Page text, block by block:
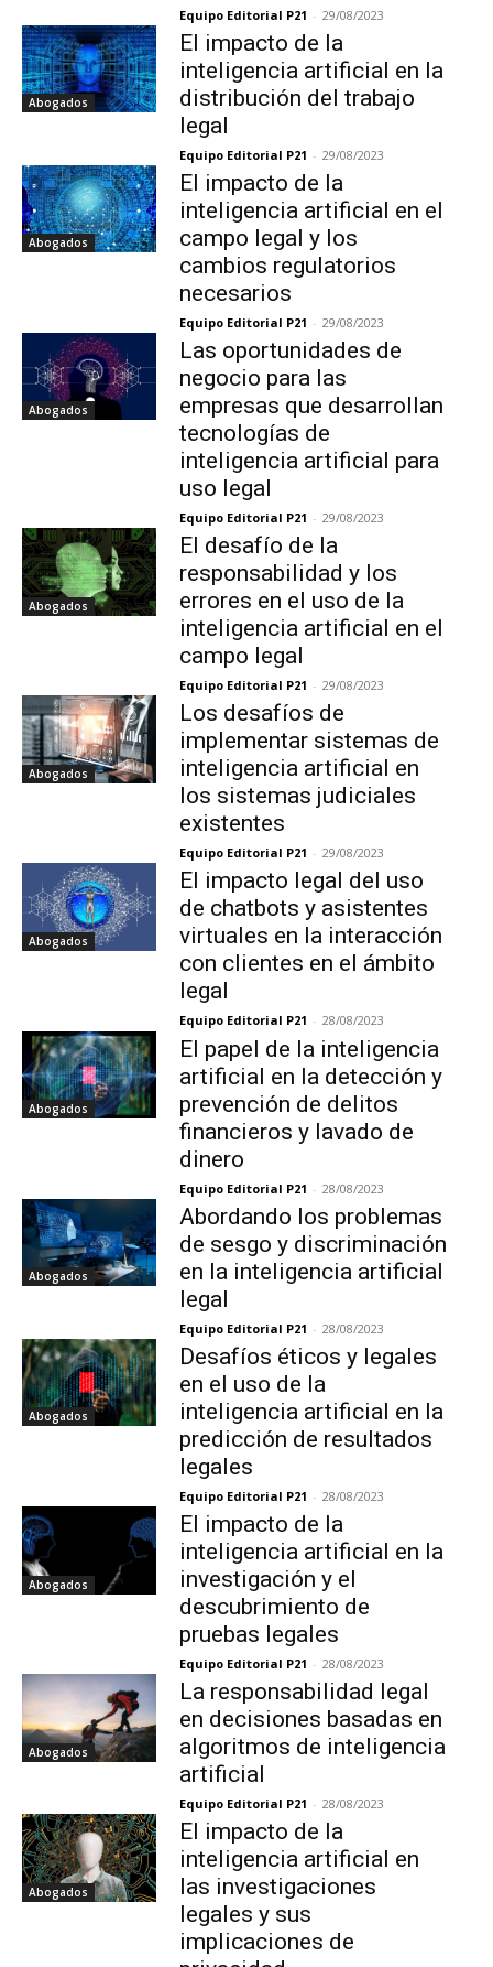
Equipo Editorial P21 - 29/08/2023
Abogados
El impacto de la
inteligencia artificial en la
distribución del trabajo
legal
Equipo Editorial P21 - 29/08/2023
Abogados
El impacto de la
inteligencia artificial en el
campo legal y los
cambios regulatorios
necesarios
Equipo Editorial P21 - 29/08/2023
Abogados
Las oportunidades de
negocio para las
empresas que desarrollan
tecnologías de
inteligencia artificial para
uso legal
Equipo Editorial P21 - 29/08/2023
Abogados
El desafío de la
responsabilidad y los
errores en el uso de la
inteligencia artificial en el
campo legal
Equipo Editorial P21 - 29/08/2023
Abogados
Los desafíos de
implementar sistemas de
inteligencia artificial en
los sistemas judiciales
existentes
Equipo Editorial P21 - 29/08/2023
Abogados
El impacto legal del uso
de chatbots y asistentes
virtuales en la interacción
con clientes en el ámbito
legal
Equipo Editorial P21 - 28/08/2023
Abogados
El papel de la inteligencia
artificial en la detección y
prevención de delitos
financieros y lavado de
dinero
Equipo Editorial P21 - 28/08/2023
Abogados
Abordando los problemas
de sesgo y discriminación
en la inteligencia artificial
legal
Equipo Editorial P21 - 28/08/2023
Abogados
Desafíos éticos y legales
en el uso de la
inteligencia artificial en la
predicción de resultados
legales
Equipo Editorial P21 - 28/08/2023
Abogados
El impacto de la
inteligencia artificial en la
investigación y el
descubrimiento de
pruebas legales
Equipo Editorial P21 - 28/08/2023
Abogados
La responsabilidad legal
en decisiones basadas en
algoritmos de inteligencia
artificial
Equipo Editorial P21 - 28/08/2023
Abogados
El impacto de la
inteligencia artificial en
las investigaciones
legales y sus
implicaciones de